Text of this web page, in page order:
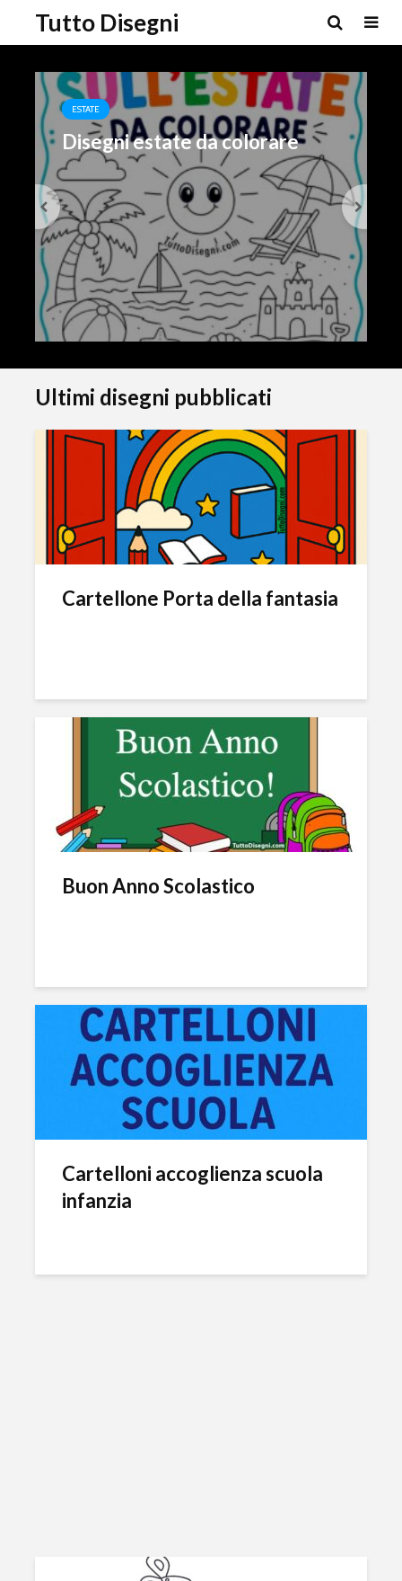
Tutto Disegni
ESTATE
Disegni estate da colorare
Ultimi disegni pubblicati
Cartellone Porta della fantasia
Buon Anno Scolastico
Cartelloni accoglienza scuola
infanzia